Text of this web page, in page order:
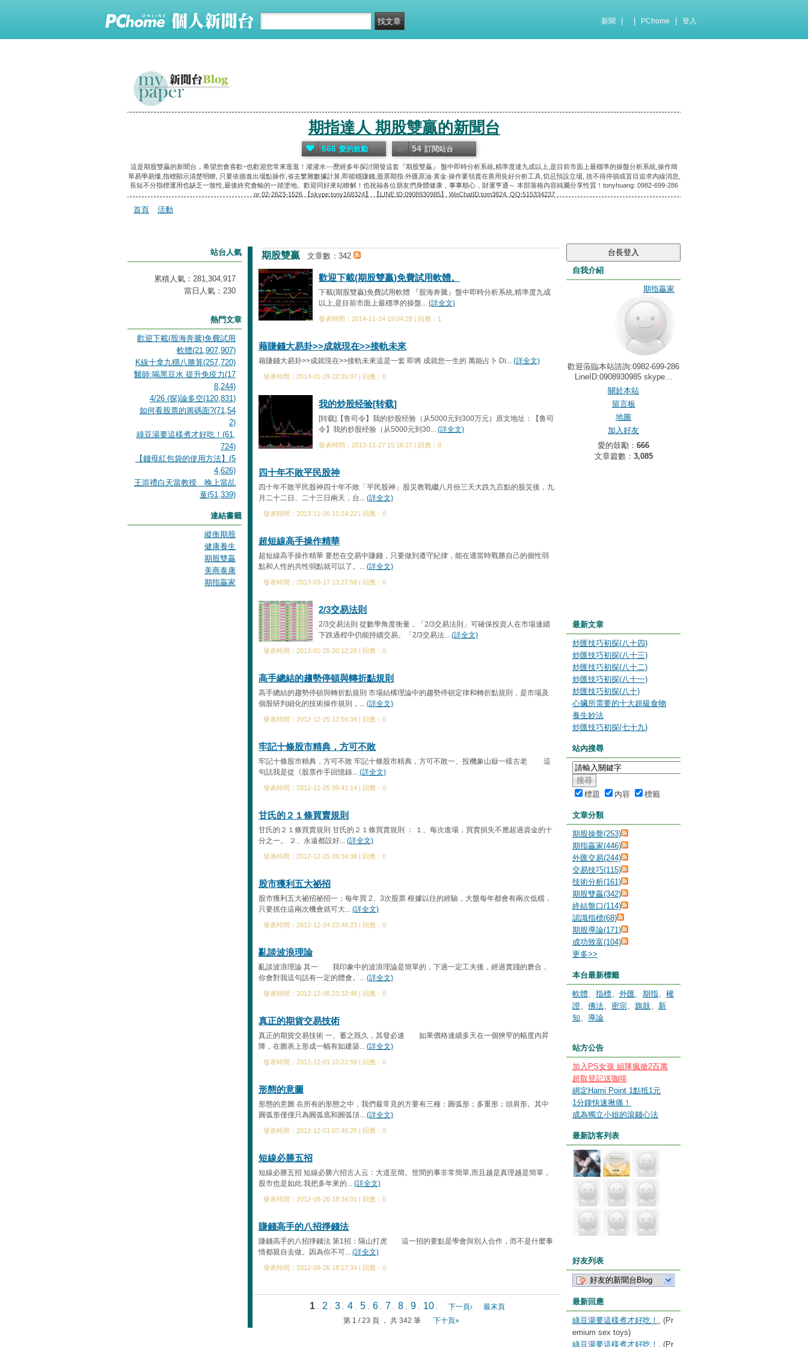
新聞 PChome 登入
期指達人 期股雙贏的新聞台
這是期股雙贏的新聞台，希望您會喜歡~也歡迎您常來逛逛！灌灌水---歷經多年探討開發這套『期股雙贏』 盤中即時分析系統,精準度達九成以上,是目前市面上最穩準的操盤分析系統,操作簡
單易學易懂,指標顯示清楚明瞭, 只要依循進出場點操作,省去繁雜數據計算,即能穩賺錢,股票期指‧外匯原油‧黃金‧操作要領貴在善用良好分析工具,切忌預設立場, 捨不得停損或盲目追求內線消息,
長短不分指標運用也缺乏一致性,最後終究會輸的一踏塗地。歡迎同好來站瞭解！也祝福各位朋友們身體健康，事事順心，財運亨通～ 本部落格內容純屬分享性質！tonyhuang: 0982-699-286
or 02-2623-1526 【skype:tony168324】 【LINE ID:0908930985】 WeChatID:tom3824. QQ:515334237
666 愛的鼓勵 54 訂閱站台
首頁 活動
期股雙贏 文章數：342
歡迎下載(期股雙贏)免費試用軟體。
下載(期股雙贏)免費試用軟體 『股海奔騰』盤中即時分析系統,精準度九成
以上,是目前市面上最穩準的操盤... (詳全文)
發表時間：2014-11-24 19:04:28 | 回應：1
藉賺錢大易卦>>成就現在>>接軌未來
藉賺錢大易卦>>成就現在>>接軌未來這是一套 即將 成就您一生的 萬能占卜 Di... (詳全文)
發表時間：2014-01-29 22:35:07 | 回應：0
我的炒股经验[转载]
[转载]【鲁司令】我的炒股经验（从5000元到300万元）原文地址：【鲁司
令】我的炒股经验（从5000元到30... (詳全文)
發表時間：2013-11-27 15:16:27 | 回應：0
四十年不敗平民股神
四十年不敗平民股神四十年不敗「平民股神」股災教戰繼八月份三天大跌九百點的股災後，九
月二十二日、二十三日兩天，台... (詳全文)
發表時間：2013-11-26 15:14:22 | 回應：0
超短線高手操作精華
超短線高手操作精華 要想在交易中賺錢，只要做到遵守紀律，能在適當時戰勝自己的個性弱
點和人性的共性弱點就可以了。... (詳全文)
發表時間：2013-03-17 13:27:58 | 回應：0
2/3交易法則
2/3交易法則 從數學角度衡量，「2/3交易法則」可確保投資人在市場連續
下跌過程中仍能持續交易。「2/3交易法... (詳全文)
發表時間：2013-01-25 20:12:26 | 回應：0
高手總結的趨勢停頓與轉折點規則
高手總結的趨勢停頓與轉折點規則 市場結構理論中的趨勢停頓定律和轉折點規則，是市場及
個股研判細化的技術操作規則，... (詳全文)
發表時間：2012-12-25 12:56:34 | 回應：0
牢記十條股市精典，方可不敗
牢記十條股市精典，方可不敗 牢記十條股市精典，方可不敗一、投機象山嶽一樣古老 這
句話我是從《股票作手回憶錄... (詳全文)
發表時間：2012-12-25 09:41:14 | 回應：0
甘氏的２１條買賣規則
甘氏的２１條買賣規則 甘氏的２１條買賣規則 ： １、每次進場，買賣損失不應超過資金的十
分之一。 ２、永遠都設好... (詳全文)
發表時間：2012-12-25 09:34:38 | 回應：0
股市獲利五大祕招
股市獲利五大祕招祕招一：每年買 2、3次股票 根據以往的經驗，大盤每年都會有兩次低檔，
只要抓住這兩次機會就可大... (詳全文)
發表時間：2012-12-24 23:48:23 | 回應：0
亂談波浪理論
亂談波浪理論 其一 我印象中的波浪理論是簡單的，下過一定工夫後，經過實踐的磨合，
你會對我這句話有一定的體會。... (詳全文)
發表時間：2012-12-08 23:32:48 | 回應：0
真正的期貨交易技術
真正的期貨交易技術 一、蓄之既久，其發必速 如果價格連續多天在一個狹窄的幅度內昇
降，在圖表上形成一幅有如建築... (詳全文)
發表時間：2012-12-01 10:22:59 | 回應：0
形態的意圖
形態的意圖 在所有的形態之中，我們最常見的方要有三種：圓弧形；多重形；頭肩形。其中
圓弧形僅僅只為圓弧底和圓弧頂... (詳全文)
發表時間：2012-12-01 07:45:25 | 回應：0
短線必勝五招
短線必勝五招 短線必勝六招古人云：大道至簡。世間的事非常簡單,而且越是真理越是簡單，
股市也是如此.我把多年來的... (詳全文)
發表時間：2012-08-26 18:34:01 | 回應：0
賺錢高手的八招掙錢法
賺錢高手的八招掙錢法 第1招：隔山打虎 這一招的要點是學會與別人合作，而不是什麼事
情都親自去做。因為你不可... (詳全文)
發表時間：2012-08-26 18:17:34 | 回應：0
1 . 2 . 3 . 4 . 5 . 6 . 7 . 8 . 9 . 10 . 下一頁›
最末頁
第 1 / 23 頁 ， 共 342 筆
下十頁»
自我介紹
期指贏家
歡迎蒞臨本站諮詢:0982-699-286
LineID:0908930985 skype...
關於本站
留言板
地圖
加入好友
愛的鼓勵： 666
文章篇數： 3,085
最新文章
炒匯技巧初探(八十四)
炒匯技巧初探(八十三)
炒匯技巧初探(八十二)
炒匯技巧初探(八十一)
炒匯技巧初探(八十)
心臟所需要的十大超級食物
養生妙法
炒匯技巧初探(七十九)
站內搜尋
標題 內容 標籤
文章分類
期股操盤(253)
期指贏家(446)
外匯交易(244)
交易技巧(115)
技術分析(161)
期股雙贏(342)
終結盤口(114)
認識指標(68)
期股導論(171)
成功致富(104)
更多>>
本台最新標籤
軟體、 指標、 外匯、 期指、 權
證、 佛法、 密宗、 旗鼓、 新
知、 導論
站方公告
加入PS女孩 組隊瘋搶2百萬
超取登記送咖啡
綁定Hami Point 1點抵1元
1分鐘快速揪痛！
成為獨立小姐的滾錢心法
最新訪客列表
好友列表
好友的新聞台Blog
最新回應
綠豆湯要這樣煮才好吃！ , (Pr
emium sex toys)
綠豆湯要這樣煮才好吃！ , (Pr
站台人氣
累積人氣： 281,304,917
當日人氣： 230
熱門文章
歡迎下載(股海奔騰)免費試用
軟體(21,907,907)
K線十拿九穩八勝算(257,720)
醫師:喝黑豆水 提升免疫力(17
8,244)
4/26 (探)論多空(120,831)
如何看股票的籌碼面?(71,54
2)
綠豆湯要這樣煮才好吃！(61,
724)
【錢母紅包袋的使用方法】(5
4,626)
王崇禮白天當教授 晚上當乩
童(51,339)
連結書籤
縱衡期股
健康養生
期股雙贏
美商泰康
期指贏家